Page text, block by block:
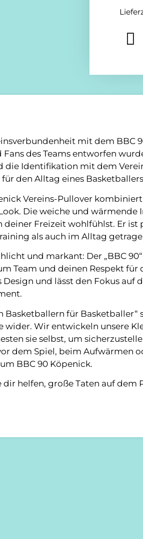
mit dem BBC
Fans des Teams entworfen
die Identifikation mit dem
den Alltag eines
Vereins-Pullover
Die weiche und wärmende
deiner Freizeit wohlfühlst. Er
als auch im Alltag
und markant: Der „BBC
Team und deinen Respekt für
und lässt den Fokus auf
Basketballern für
wider. Wir entwickeln unsere
sie selbst, um
dem Spiel, beim Aufwärmen
BBC 90 Köpenick.
dir helfen, große Taten auf dem